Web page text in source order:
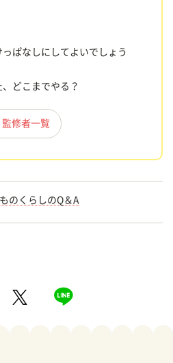
ぱなしにしてよいでしょう
どこまでやる？
監修者一覧
のくらしのQ＆A